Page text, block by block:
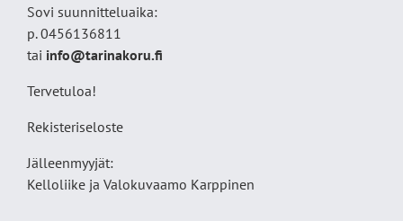
Sovi suunnitteluaika:
p. 0456136811
tai info@tarinakoru.fi
Tervetuloa!
Rekisteriseloste
Jälleenmyyjät:
Kelloliike ja Valokuvaamo Karppinen